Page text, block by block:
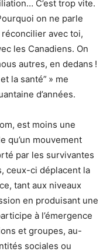
C’est trop vite.
on ne parle
avec toi,
les Canadiens. On
autres, en dedans !
la santé” » me
d’années.
est moins une
qu’un mouvement
par les survivantes
ceux-ci déplacent la
tant aux niveaux
en produisant une
à l’émergence
et groupes, au-
sociales ou